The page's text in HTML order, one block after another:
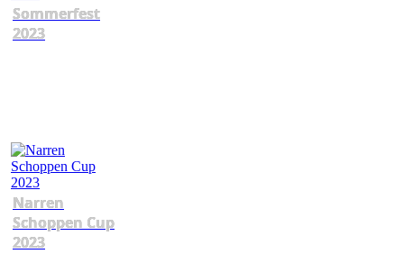
Sommerfest
2023
Narren
Schoppen Cup
2023